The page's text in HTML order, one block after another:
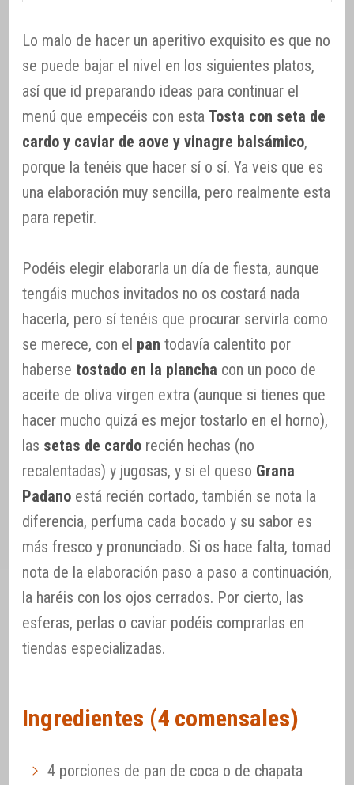
Lo malo de hacer un aperitivo exquisito es que no
se puede bajar el nivel en los siguientes platos,
así que id preparando ideas para continuar el
menú que empecéis con esta Tosta con seta de
cardo y caviar de aove y vinagre balsámico,
porque la tenéis que hacer sí o sí. Ya veis que es
una elaboración muy sencilla, pero realmente esta
para repetir.
Podéis elegir elaborarla un día de fiesta, aunque
tengáis muchos invitados no os costará nada
hacerla, pero sí tenéis que procurar servirla como
se merece, con el pan todavía calentito por
haberse tostado en la plancha con un poco de
aceite de oliva virgen extra (aunque si tienes que
hacer mucho quizá es mejor tostarlo en el horno),
las setas de cardo recién hechas (no
recalentadas) y jugosas, y si el queso Grana
Padano está recién cortado, también se nota la
diferencia, perfuma cada bocado y su sabor es
más fresco y pronunciado. Si os hace falta, tomad
nota de la elaboración paso a paso a continuación,
la haréis con los ojos cerrados. Por cierto, las
esferas, perlas o caviar podéis comprarlas en
tiendas especializadas.
Ingredientes (4 comensales)
4 porciones de pan de coca o de chapata